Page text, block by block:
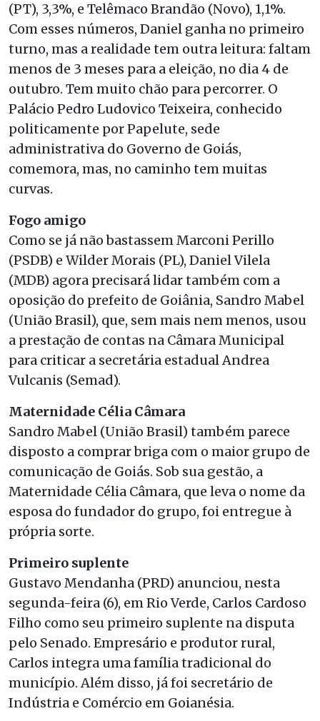
(PT), 3,3%, e Telêmaco Brandão (Novo), 1,1%.
Com esses números, Daniel ganha no primeiro
turno, mas a realidade tem outra leitura: faltam
menos de 3 meses para a eleição, no dia 4 de
outubro. Tem muito chão para percorrer. O
Palácio Pedro Ludovico Teixeira, conhecido
politicamente por Papelute, sede
administrativa do Governo de Goiás,
comemora, mas, no caminho tem muitas
curvas.
Fogo amigo
Como se já não bastassem Marconi Perillo
(PSDB) e Wilder Morais (PL), Daniel Vilela
(MDB) agora precisará lidar também com a
oposição do prefeito de Goiânia, Sandro Mabel
(União Brasil), que, sem mais nem menos, usou
a prestação de contas na Câmara Municipal
para criticar a secretária estadual Andrea
Vulcanis (Semad).
Maternidade Célia Câmara
Sandro Mabel (União Brasil) também parece
disposto a comprar briga com o maior grupo de
comunicação de Goiás. Sob sua gestão, a
Maternidade Célia Câmara, que leva o nome da
esposa do fundador do grupo, foi entregue à
própria sorte.
Primeiro suplente
Gustavo Mendanha (PRD) anunciou, nesta
segunda-feira (6), em Rio Verde, Carlos Cardoso
Filho como seu primeiro suplente na disputa
pelo Senado. Empresário e produtor rural,
Carlos integra uma família tradicional do
município. Além disso, já foi secretário de
Indústria e Comércio em Goianésia.